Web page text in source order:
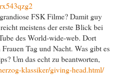
FSK Filme? Damit guy
meistens der erste Blick bei
des World-wide-web. Dort
Tag und Nacht. Was gibt es
Um das echt zu beantworten,
klassiker/giving-head.html/